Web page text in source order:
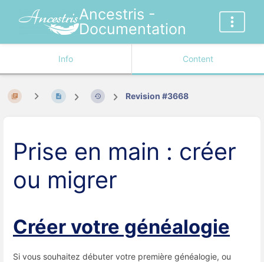
Ancestris -
Documentation
Info Content
Revision #3668
Prise en main : créer
ou migrer
Créer votre généalogie
Si vous souhaitez débuter votre première généalogie, ou